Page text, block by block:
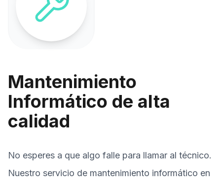
Mantenimiento
Informático de alta
calidad
No esperes a que algo falle para llamar al técnico.
Nuestro servicio de mantenimiento informático en